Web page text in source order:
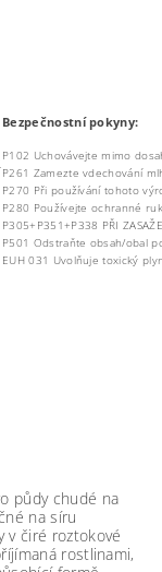
Bezpečnostní pokyny:
P102 Uchovávejte mimo
P261 Zamezte vdechování
P270 Při používání tohoto
P280 Používejte ochranné
P305+P351+P338 PŘI
P501 Odstraňte obsah/obal
EUH 031 Uvolňuje toxický
půdy chudé na
na síru
v čiré roztokové
rostlinami,